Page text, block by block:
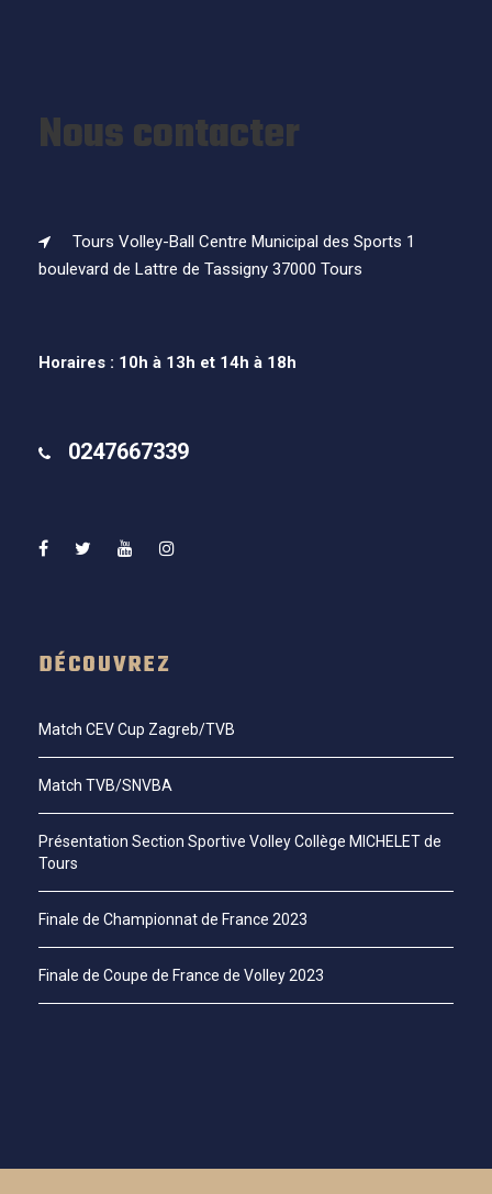
Nous contacter
Tours Volley-Ball Centre Municipal des Sports 1
boulevard de Lattre de Tassigny 37000 Tours
Horaires : 10h à 13h et 14h à 18h
0247667339
DÉCOUVREZ
Match CEV Cup Zagreb/TVB
Match TVB/SNVBA
Présentation Section Sportive Volley Collège MICHELET de
Tours
Finale de Championnat de France 2023
Finale de Coupe de France de Volley 2023